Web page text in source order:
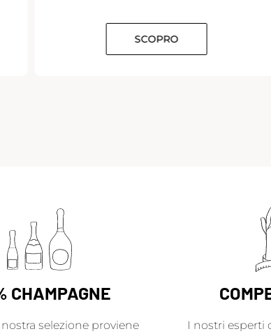
SCOPRO
CHAMPAGNE
nostra selezione proviene I nostri esperti